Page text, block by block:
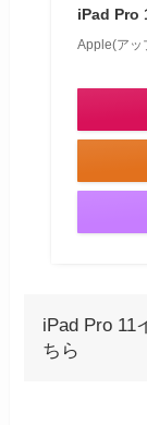
iPad Pro
Apple(アッ
iPad Pro 11
ちら